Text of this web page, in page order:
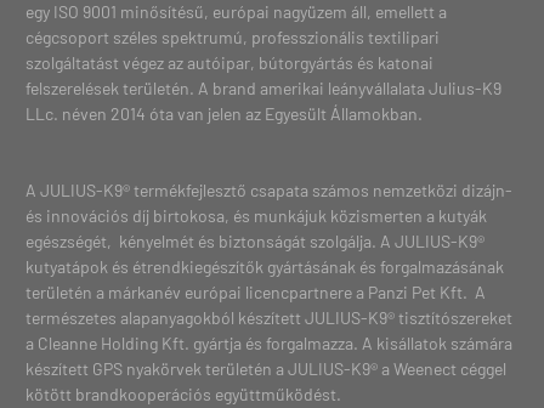
egy ISO 9001 minősítésű, európai nagyüzem áll, emellett a
cégcsoport széles spektrumú, professzionális textilipari
szolgáltatást végez az autóipar, bútorgyártás és katonai
felszerelések területén. A brand amerikai leányvállalata Julius-K9
LLc. néven 2014 óta van jelen az Egyesült Államokban.
A JULIUS-K9® termékfejlesztő csapata számos nemzetközi dizájn-
és innovációs díj birtokosa, és munkájuk közismerten a kutyák
egészségét, kényelmét és biztonságát szolgálja. A JULIUS-K9®
kutyatápok és étrendkiegészítők gyártásának és forgalmazásának
területén a márkanév európai licencpartnere a Panzi Pet Kft. A
természetes alapanyagokból készített JULIUS-K9® tisztítószereket
a Cleanne Holding Kft. gyártja és forgalmazza. A kisállatok számára
készített GPS nyakörvek területén a JULIUS-K9® a Weenect céggel
kötött brandkooperációs együttműködést.